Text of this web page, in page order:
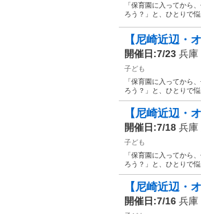
「保育園に入ってから
ろう？」と、ひとりで
【尼崎近辺・
開催日:7/23 兵庫
子ども
「保育園に入ってから
ろう？」と、ひとりで
【尼崎近辺・
開催日:7/18 兵庫
子ども
「保育園に入ってから
ろう？」と、ひとりで
【尼崎近辺・
開催日:7/16 兵庫